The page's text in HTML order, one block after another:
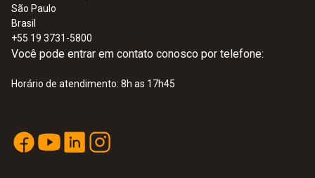
São Paulo
Brasil
+55 19 3731-5800
Você pode entrar em contato conosco por telefone:
Horário de atendimento: 8h as 17h45